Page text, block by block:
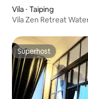
Vila ⋅ Taiping
Vila Zen Retreat
Superhost
Superhost